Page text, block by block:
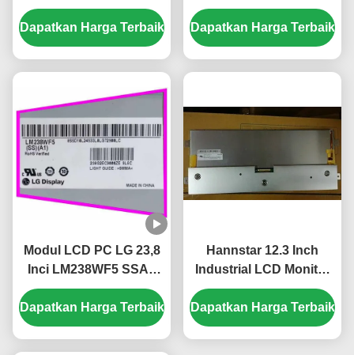
1280x1024 Pixel dan 51
PIN Connector
M170ETN01.1
Dapatkan Harga Terbaik
1920x1080 Piksel dan
Kecerahan 300 cd/m²
Dapatkan Harga Terbaik
Modul LCD PC LG 23,8
Inci LM238WF5 SSA1
Panel Layar IPS FHD
250 cd/m² untuk PC
Desktop
Dapatkan Harga Terbaik
Hannstar 12.3 Inch
Industrial LCD Monitor
dengan 1920*720 Pixel
dan 16,7M Color PC
LCD Display
Dapatkan Harga Terbaik